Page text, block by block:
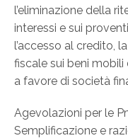
l’eliminazione della
interessi e sui
l’accesso al credito,
fiscale sui beni mobili
a favore di società
Agevolazioni per le
Semplificazione e